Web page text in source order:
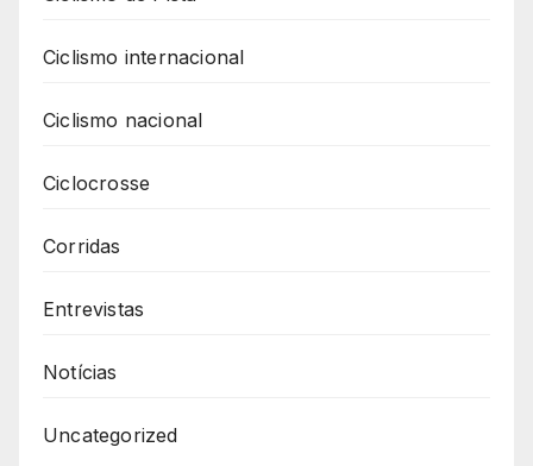
Ciclismo internacional
Ciclismo nacional
Ciclocrosse
Corridas
Entrevistas
Notícias
Uncategorized